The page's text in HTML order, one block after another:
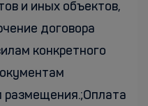
и иных объектов,
договора
конкретного
размещения.;Оплата